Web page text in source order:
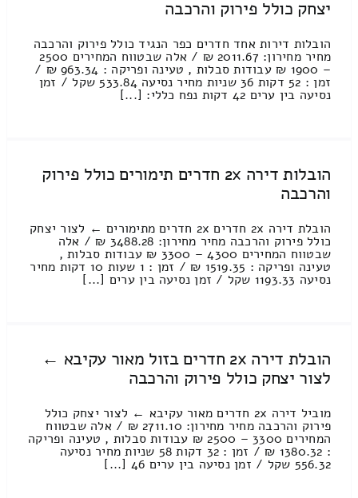
יצחק כולל פירוק והרכבה
הובלות דירות אחד חדרים כפר הנגיד כולל פירוק והרכבה
מחיר מחירון: 2011.67 ₪ / אלה שבטווח המחירים 2500
– 1900 ₪ עבודות סבלות , טעינה ופריקה : 963.34 ₪ /
זמן : 52 דקות 36 שניות מחיר נסיעה 533.84 שקל / זמן
נסיעה בין ערים 42 דקות נפח כללי: [...]
הובלות דירה 2x חדרים תימורים כולל פירוק
והרכבה
הובלת דירה 2x חדרים 2x חדרים מתימורים ← לצור יצחק
כולל פירוק והרכבה מחיר מחירון: 3488.28 ₪ / אלה
שבטווח המחירים 4300 – 3300 ₪ עבודות סבלות ,
טעינה ופריקה : 1519.35 ₪ / זמן : 1 שעות 10 דקות מחיר
נסיעה 1193.33 שקל / זמן נסיעה בין ערים [...]
הובלת דירה 2x חדרים בזול מאור עקיבא ←
לצור יצחק כולל פירוק והרכבה
מוביל דירה 2x חדרים מאור עקיבא ← לצור יצחק כולל
פירוק והרכבה מחיר מחירון: 2711.10 ₪ / אלה שבטווח
המחירים 3300 – 2500 ₪ עבודות סבלות , טעינה ופריקה
: 1380.32 ₪ / זמן : 32 דקות 58 שניות מחיר נסיעה
556.32 שקל / זמן נסיעה בין ערים 46 [...]